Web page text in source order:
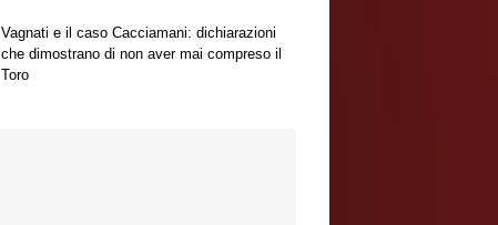
Vagnati e il caso Cacciamani: dichiarazioni
che dimostrano di non aver mai compreso il
Toro